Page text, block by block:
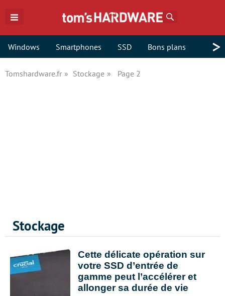
Windows Smartphones SSD Bons plans >
Tomshardware.fr Stockage Page 2
Stockage
Cette délicate opération sur
votre SSD d’entrée de
gamme peut l’accélérer et
allonger sa durée de vie